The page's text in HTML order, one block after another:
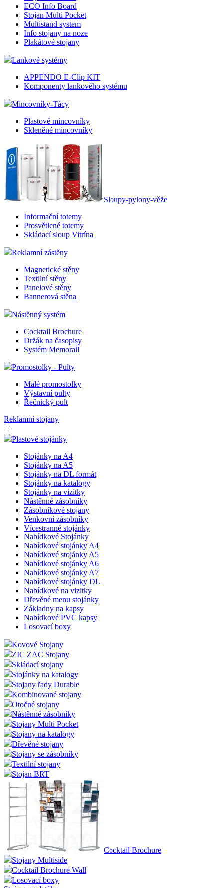
ECO Info Board
Stojan Multi Pocket
Multistand system
Info stojany na noze
Plakátové stojany
Lankové systémy
APPENDO E-Clip KIT
Komponenty lankového systému
Mincovníky-Tácy
Plastové mincovníky
Skleněné mincovníky
Sloupy-pylony-věže
Informační totemy
Prosvětlené totemy
Skládací sloup Vitrína
Reklamní zástěny
Magnetické stěny
Textilní stěny
Panelové stěny
Bannerová stěna
Nástěnný systém
Cocktail Brochure
Držák na časopisy
Systém Memorail
Promostolky - Pulty
Malé promostolky
Výstavní pulty
Řečnický pult
Reklamní stojany
Plastové stojánky
Stojánky na A4
Stojánky na A5
Stojánky na DL formát
Stojánky na katalogy
Stojánky na vizitky
Nástěnné zásobníky
Zásobníkové stojany
Venkovní zásobníky
Vícestranné stojánky
Nabídkové Stojánky
Nabídkové stojánky A4
Nabídkové stojánky A5
Nabídkové stojánky A6
Nabídkové stojánky A7
Nabídkové stojánky DL
Nabídkové na vizitky
Dřevěné menu stojánky
Základny na kapsy
Nabídkové PVC kapsy
Losovací boxy
Kovové Stojany
ZIC ZAC Stojany
Skládací stojany
Stojánky na katalogy
Stojany řady Durable
Kombinované stojany
Otočné stojany
Nástěnné zásobníky
Stojany Multi Pocket
Stojany na katalogy
Dřevěné stojany
Stojany se zásobníky
Textilní stojany
Stojan BRT
Cocktail Brochure
Stojany Multiside
Cocktail Brochure Wall
Losovací boxy